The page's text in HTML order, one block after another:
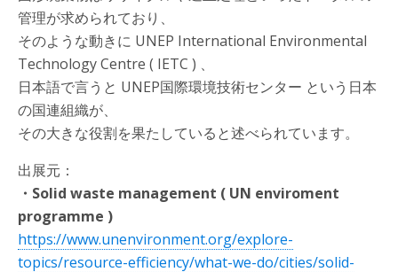
管理が求められており、
そのような動きに UNEP International Environmental
Technology Centre ( IETC ) 、
日本語で言うと UNEP国際環境技術センター という日本
の国連組織が、
その大きな役割を果たしていると述べられています。
出展元：
・Solid waste management ( UN enviroment
programme )
https://www.unenvironment.org/explore-
topics/resource-efficiency/what-we-do/cities/solid-